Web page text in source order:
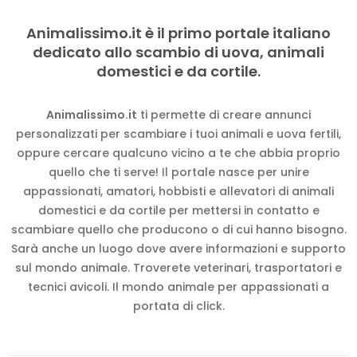
Animalissimo.it è il primo portale italiano
dedicato allo scambio di uova, animali
domestici e da cortile.
Animalissimo.it ti permette di creare annunci
personalizzati per scambiare i tuoi animali e uova fertili,
oppure cercare qualcuno vicino a te che abbia proprio
quello che ti serve! Il portale nasce per unire
appassionati, amatori, hobbisti e allevatori di animali
domestici e da cortile per mettersi in contatto e
scambiare quello che producono o di cui hanno bisogno.
Sarà anche un luogo dove avere informazioni e supporto
sul mondo animale. Troverete veterinari, trasportatori e
tecnici avicoli. Il mondo animale per appassionati a
portata di click.